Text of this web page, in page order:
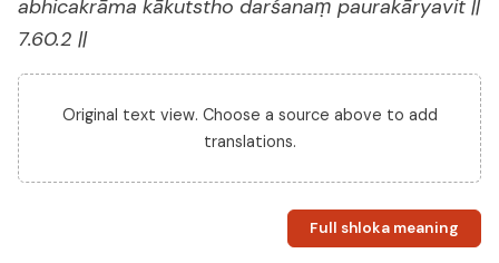
abhicakrāma kākutstho darśanaṃ paurakāryavit ||
7.60.2 ||
Original text view. Choose a source above to add
translations.
Full shloka meaning